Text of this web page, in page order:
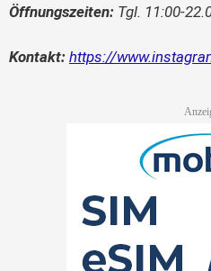
Öffnungszeiten: Tgl. 11:00-
Kontakt: https://